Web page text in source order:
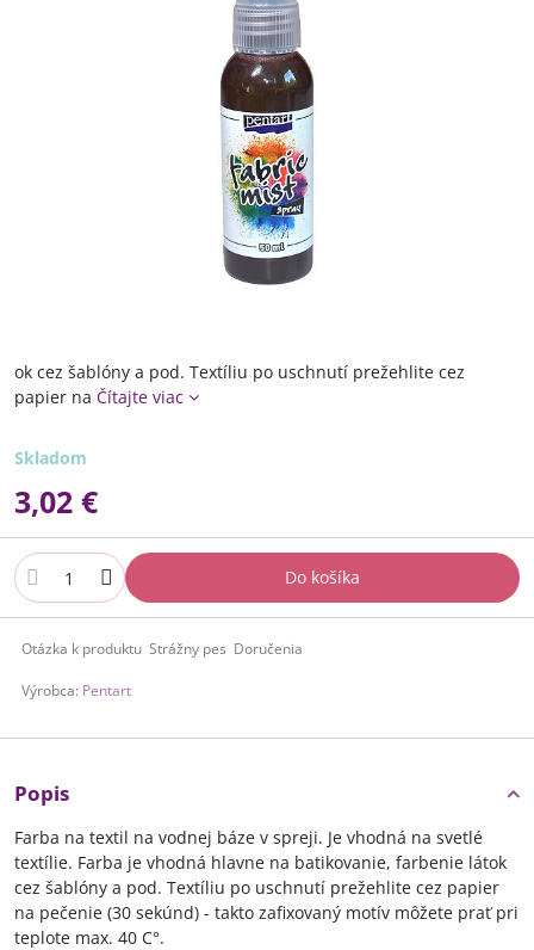
ok cez šablóny a pod. Textíliu po uschnutí prežehlite cez
papier na Čítajte viac
Skladom
3,02 €
Do košíka
Otázka k produktu Strážny pes Doručenia
Výrobca: Pentart
Popis
Farba na textil na vodnej báze v spreji. Je vhodná na svetlé
textílie. Farba je vhodná hlavne na batikovanie, farbenie látok
cez šablóny a pod. Textíliu po uschnutí prežehlite cez papier
na pečenie (30 sekúnd) - takto zafixovaný motív môžete prať pri
teplote max. 40 C°.